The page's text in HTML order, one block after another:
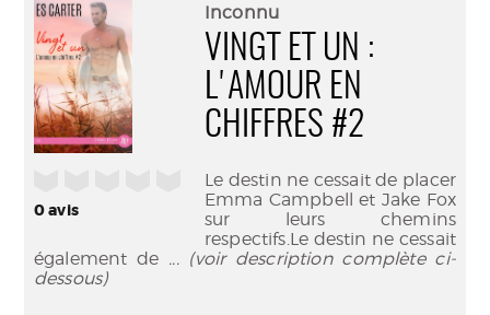
0avis
Inconnu
VINGT ET UN :
L'AMOUR EN
CHIFFRES #2
Le destin ne cessait de placer
Emma Campbell et Jake Fox
sur leurs chemins
respectifs.Le destin ne cessait
également de ... (voir description complète ci-
dessous)